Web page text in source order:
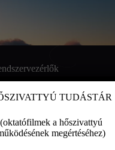
TUDÁSTÁR
(oktatófilmek a hőszivattyú
megértéséhez)